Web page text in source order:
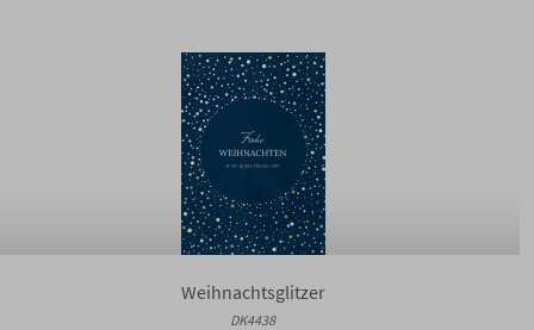
Weihnachtsglitzer
DK4438